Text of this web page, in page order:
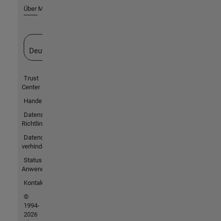
Über MathWorks
Deutschland
Trust
Center
Handelsmarken
Datenschutz-
Richtlinien
Datendiebstahl
verhindern
Status von
Anwendungen
Kontakt
©
1994-
2026